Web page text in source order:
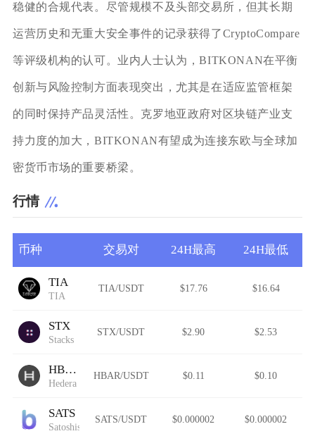
稳健的合规代表。尽管规模不及头部交易所，但其长期
运营历史和无重大安全事件的记录获得了CryptoCompare
等评级机构的认可。业内人士认为，BITKONAN在平衡
创新与风险控制方面表现突出，尤其是在适应监管框架
的同时保持产品灵活性。克罗地亚政府对区块链产业支
持力度的加大，BITKONAN有望成为连接东欧与全球加
密货币市场的重要桥梁。
行情
币种 交易对 24H最高 24H最低
TIA
TIA
TIA/USDT $17.76 $16.64
STX
Stacks
STX/USDT $2.90 $2.53
HBAR
Hedera
HBAR/USDT $0.11 $0.10
SATS
Satoshis Vision
SATS/USDT $0.000002 $0.000002